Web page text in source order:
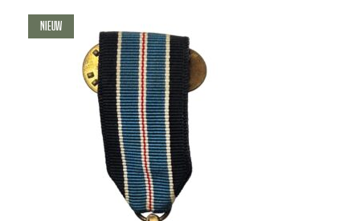
Nieuw